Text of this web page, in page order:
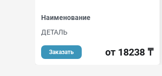
Наименование
ДЕТАЛЬ
Заказать от 18238 ₸